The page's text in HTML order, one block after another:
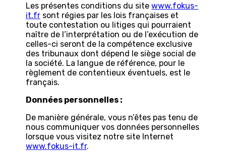
Les présentes conditions du sitewww.fokus-
it.fr sont régies par les lois françaises et
toute contestation ou litiges qui pourraient
naître de l’interprétation ou de l’exécution de
celles-ci seront de la compétence exclusive
des tribunaux dont dépend le siège social de
la société. La langue de référence, pour le
règlement de contentieux éventuels, est le
français.
Données personnelles :
De manière générale, vous n’êtes pas tenu de
nous communiquer vos données personnelles
lorsque vous visitez notre site Internet
www.fokus-it.fr.